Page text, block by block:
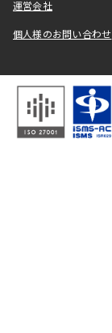
運営会社
個人様のお問い合わせ